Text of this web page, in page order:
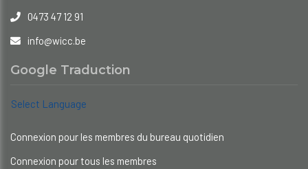
0473 47 12 91
info@wicc.be
Google Traduction
Select Language
Connexion pour les membres du bureau quotidien
Connexion pour tous les membres